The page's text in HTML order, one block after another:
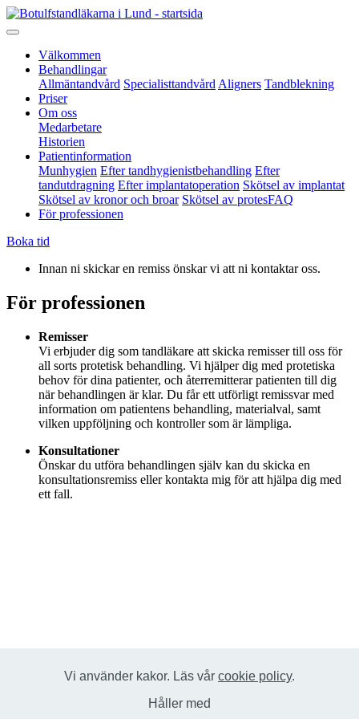
Välkommen
Behandlingar
Allmäntandvård Specialisttandvård Aligners Tandblekning
Priser
Om oss
Medarbetare
Historien
Patientinformation
Munhygien Efter tandhygienistbehandling Efter
tandutdragning Efter implantatoperation Skötsel av implantat
Skötsel av kronor och broar Skötsel av protesFAQ
För professionen
Boka tid
Innan ni skickar en remiss önskar vi att ni kontaktar oss.
För professionen
Remisser
Vi erbjuder dig som tandläkare att skicka remisser till oss för
all sorts protetisk behandling. Vi hjälper dig med protetiska
behov för dina patienter, och återremitterar patienten till dig
när behandlingen är klar. Du får ett utförligt remissvar med
information om patientens behandling, materialval, samt
vilken uppföljning och kontroller som är lämpliga.
Konsultationer
Önskar du utföra behandlingen själv kan du skicka en
konsultationsremiss eller kontakta mig för att hjälpa dig med
ett fall.
Vi använder kakor. Läs vår cookie policy.
Håller med